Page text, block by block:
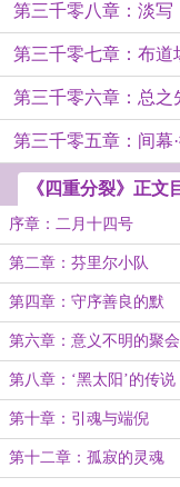
第三千零八章：淡写
第三千零七章：布道
第三千零六章：总之
第三千零五章：间幕
《四重分裂》正文
序章：二月十四号
第二章：芬里尔小队
第四章：守序善良的默
第六章：意义不明的聚会
第八章：‘黑太阳’的传说
第十章：引魂与端倪
第十二章：孤寂的灵魂